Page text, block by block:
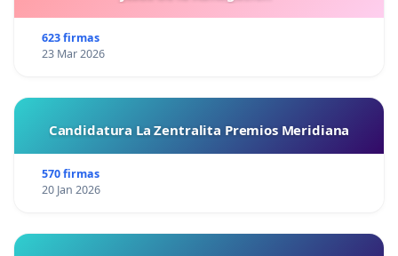
623 firmas
23 Mar 2026
Candidatura La Zentralita Premios Meridiana
570 firmas
20 Jan 2026